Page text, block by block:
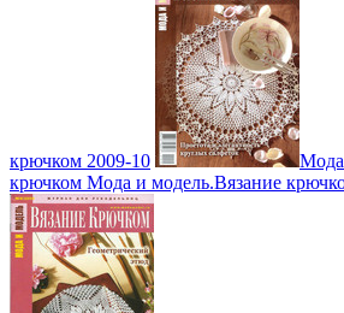
крючком 2009-10
Мода
крючком Мода и модель.Вязание